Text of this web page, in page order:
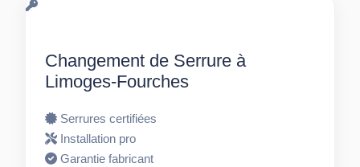
Changement de Serrure à
Limoges-Fourches
Serrures certifiées
Installation pro
Garantie fabricant